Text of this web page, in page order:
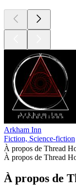
Arkham Inn
Fiction, Science-fiction
À propos de Thread
À propos de Thread
À propos de